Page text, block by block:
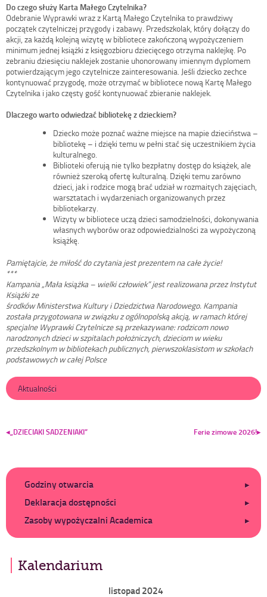
Do czego służy Karta Małego Czytelnika?
Odebranie Wyprawki wraz z Kartą Małego Czytelnika to prawdziwy
początek czytelniczej przygody i zabawy. Przedszkolak, który dołączy do
akcji, za każdą kolejną wizytę w bibliotece zakończoną wypożyczeniem
minimum jednej książki z księgozbioru dziecięcego otrzyma naklejkę. Po
zebraniu dziesięciu naklejek zostanie uhonorowany imiennym dyplomem
potwierdzającym jego czytelnicze zainteresowania. Jeśli dziecko zechce
kontynuować przygodę, może otrzymać w bibliotece nową Kartę Małego
Czytelnika i jako częsty gość kontynuować zbieranie naklejek.
Dlaczego warto odwiedzać bibliotekę z dzieckiem?
Dziecko może poznać ważne miejsce na mapie dzieciństwa –
bibliotekę – i dzięki temu w pełni stać się uczestnikiem życia
kulturalnego.
Biblioteki oferują nie tylko bezpłatny dostęp do książek, ale
również szeroką ofertę kulturalną. Dzięki temu zarówno
dzieci, jak i rodzice mogą brać udział w rozmaitych zajęciach,
warsztatach i wydarzeniach organizowanych przez
bibliotekarzy.
Wizyty w bibliotece uczą dzieci samodzielności, dokonywania
własnych wyborów oraz odpowiedzialności za wypożyczoną
książkę.
Pamiętajcie, że miłość do czytania jest prezentem na całe życie!
***
Kampania „Mała książka – wielki człowiek” jest realizowana przez Instytut
Książki ze
środków Ministerstwa Kultury i Dziedzictwa Narodowego. Kampania
została przygotowana w związku z ogólnopolską akcją, w ramach której
specjalne Wyprawki Czytelnicze są przekazywane: rodzicom nowo
narodzonych dzieci w szpitalach położniczych, dzieciom w wieku
przedszkolnym w bibliotekach publicznych, pierwszoklasistom w szkołach
podstawowych w całej Polsce
Aktualności
wpisu
„DZIECIAKI SADZENIAKI” Ferie zimowe 2026!
Dodatkowe
Godziny otwarcia
Deklaracja dostępności
Zasoby wypożyczalni Academica
Kalendarium
listopad 2024